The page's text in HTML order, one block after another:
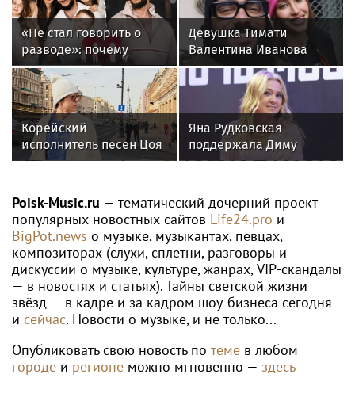
«Не стал говорить о
разводе»: почему
Джиган после
расставания
неожиданно сделал
главным своих детей
Девушка Тимати
Валентина Иванова
снялась с годовалой
дочерью в парной
фотосессии
Корейский
исполнитель песен Цоя
Сон Вон Соп захотел
Новгороде
Яна Рудковская
поддержала Диму
Билана после скандала
Poisk-Music.ru — тематический дочерний проект
популярных новостных сайтов Life24.pro и
BigPot.news о музыке, музыкантах, певцах,
композиторах (слухи, сплетни, разговоры и
дискуссии о музыке, культуре, жанрах, VIP-скандалы
— в новостях и статьях). Тайны светской жизни
звёзд — в кадре и за кадром шоу-бизнеса сегодня
и сейчас. Новости о музыке, и не только...
Опубликовать свою новость по теме в любом
городе и регионе можно мгновенно — здесь